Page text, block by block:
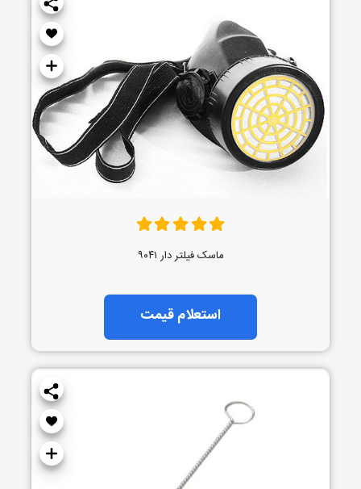
ماسک فیلتر دار ۹۰۴۱
استعلام قیمت